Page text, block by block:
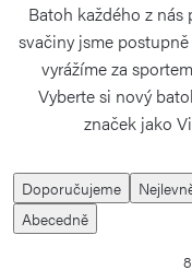
Batoh každého z
svačiny jsme
vyrážíme za
Vyberte si nový
značek jako
Ř
a
z
Doporučujeme
Abecedně